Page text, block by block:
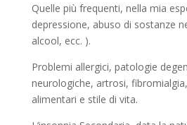
Quelle più frequenti, nella mia
depressione, abuso di sostanze
alcool, ecc. ).
Problemi allergici, patologie
neurologiche, artrosi,
alimentari e stile di vita.